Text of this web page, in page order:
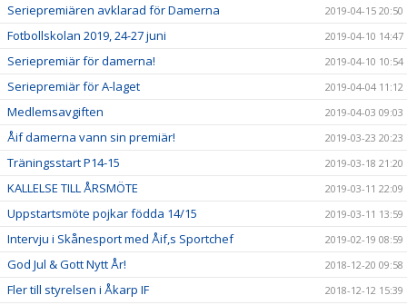
Seriepremiären avklarad för Damerna 2019-04-15 20:50
Fotbollskolan 2019, 24-27 juni 2019-04-10 14:47
Seriepremiär för damerna! 2019-04-10 10:54
Seriepremiär för A-laget 2019-04-04 11:12
Medlemsavgiften 2019-04-03 09:03
Åif damerna vann sin premiär! 2019-03-23 20:23
Träningsstart P14-15 2019-03-18 21:20
KALLELSE TILL ÅRSMÖTE 2019-03-11 22:09
Uppstartsmöte pojkar födda 14/15 2019-03-11 13:59
Intervju i Skånesport med Åif,s Sportchef 2019-02-19 08:59
God Jul & Gott Nytt År! 2018-12-20 09:58
Fler till styrelsen i Åkarp IF 2018-12-12 15:39